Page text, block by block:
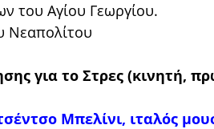
του Αγίου Γεωργίου.
Νεαπολίτου
για το Στρες (κινητή,
Μπελίνι, ιταλός